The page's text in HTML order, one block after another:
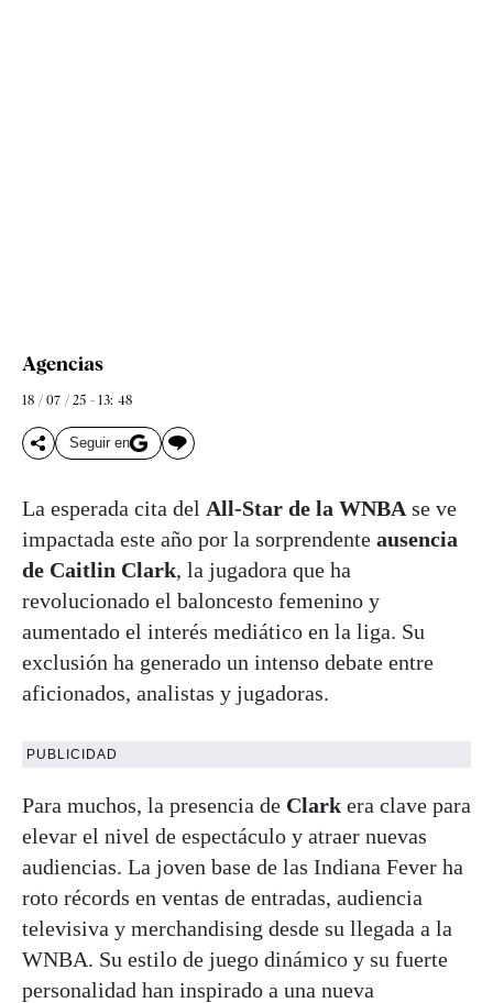
Agencias
18 / 07 / 25 - 13: 48
Seguir en
La esperada cita del All-Star de la WNBA se ve
impactada este año por la sorprendente ausencia
de Caitlin Clark, la jugadora que ha
revolucionado el baloncesto femenino y
aumentado el interés mediático en la liga. Su
exclusión ha generado un intenso debate entre
aficionados, analistas y jugadoras.
PUBLICIDAD
Para muchos, la presencia de Clark era clave para
elevar el nivel de espectáculo y atraer nuevas
audiencias. La joven base de las Indiana Fever ha
roto récords en ventas de entradas, audiencia
televisiva y merchandising desde su llegada a la
WNBA. Su estilo de juego dinámico y su fuerte
personalidad han inspirado a una nueva